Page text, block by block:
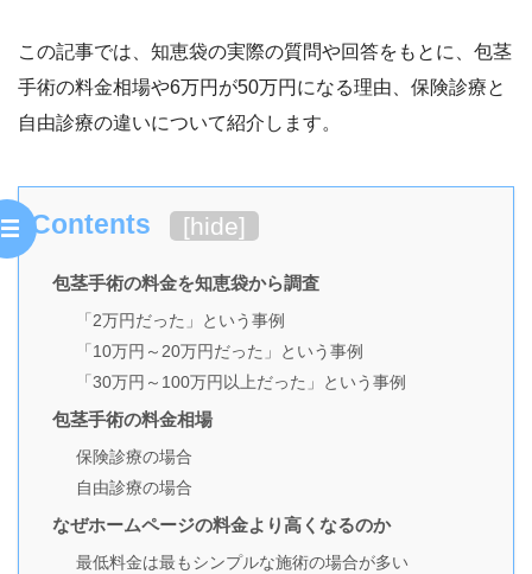
この記事では、知恵袋の実際の質問や回答をもとに、包茎
手術の料金相場や6万円が50万円になる理由、保険診療と
自由診療の違いについて紹介します。
Contents [hide]
包茎手術の料金を知恵袋から調査
「2万円だった」という事例
「10万円～20万円だった」という事例
「30万円～100万円以上だった」という事例
包茎手術の料金相場
保険診療の場合
自由診療の場合
なぜホームページの料金より高くなるのか
最低料金は最もシンプルな施術の場合が多い